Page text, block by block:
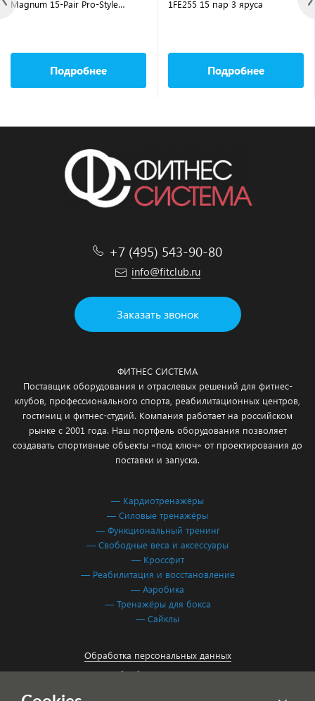
Magnum 15-Pair Pro-Style
Подробнее
1FE255 15 пар 3 яруса
Подробнее
+7 (495) 543-90-80
info@fitclub.ru
Заказать звонок
ФИТНЕС СИСТЕМА
Поставщик оборудования и отраслевых решений для фитнес-
клубов, профессионального спорта, реабилитационных центров,
гостиниц и фитнес-студий. Компания работает на российском
рынке с 2001 года. Наш портфель оборудования позволяет
создавать спортивные объекты «под ключ» от проектирования до
поставки и запуска.
— Кардиотренажёры
— Силовые тренажёры
— Функциональный тренинг
— Свободные веса и аксессуары
— Кроссфит
— Реабилитация и восстановление
— Аэробика
— Тренажёры для бокса
— Сайклы
Обработка персональных данных
Согласие на обработку персональных данных